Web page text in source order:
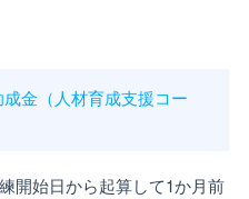
金（人材育成支援コー
開始日から起算して1か月前